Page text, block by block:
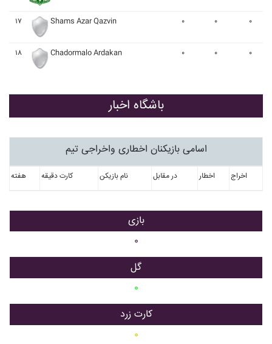
۱۷ Shams Azar Qazvin ۰ ۰ ۰
۱۸ Chadormalo Ardakan ۰ ۰ ۰
باشگاه اخبار
اسامی بازیکنان اخطاری واخراجی تیم
هفته کارت دقیقه نام بازیکن در مقابل اخطار اخراج
بازی
۰
گل
۰
کارت زرد
۰